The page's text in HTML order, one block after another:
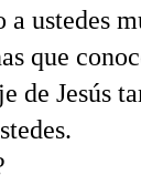
a ustedes
que
de Jesús